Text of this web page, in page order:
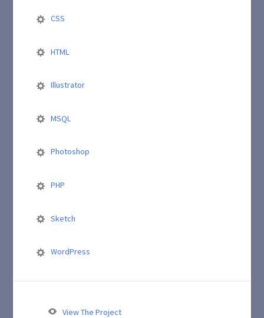
CSS
HTML
Illustrator
MSQL
Photoshop
PHP
Sketch
WordPress
View The Project